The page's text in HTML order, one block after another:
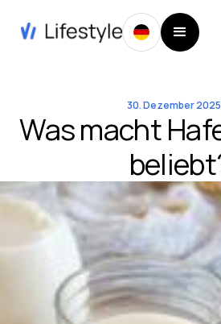
30. Dezember 2025
Was macht